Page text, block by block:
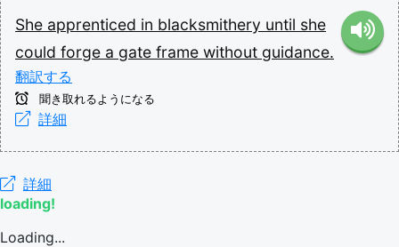
She apprenticed in blacksmithery until she
could forge a gate frame without guidance.
翻訳する
聞き取れるようになる
詳細
詳細
loading!
Loading...